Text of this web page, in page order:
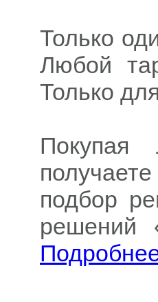
Только
Любой
Только
подбор
решений